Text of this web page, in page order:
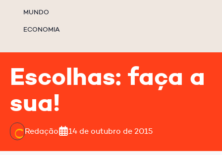
MUNDO
ECONOMIA
Escolhas: faça a
sua!
Redação 14 de outubro de 2015